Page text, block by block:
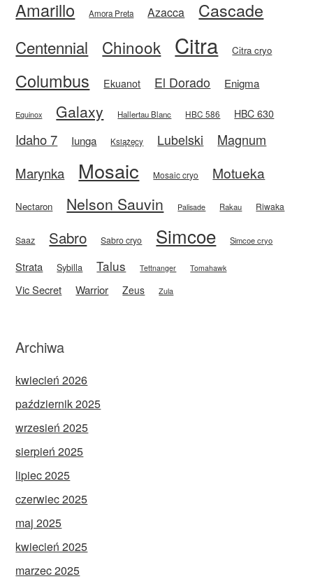
Amarillo Amora Preta Azacca Cascade
Centennial Chinook Citra Citra cryo
Columbus Ekuanot El Dorado Enigma
Equinox Galaxy Hallertau Blanc HBC 586 HBC 630
Idaho 7 Iunga Książęcy Lubelski
Magnum
Marynka
Mosaic Mosaic cryo Motueka
Nectaron Nelson Sauvin Palisade Rakau Riwaka
Saaz Sabro Sabro cryo Simcoe Simcoe cryo
Strata Sybilla Talus Tettnanger Tomahawk
Vic Secret Warrior Zeus Zula
Archiwa
kwiecień 2026
październik 2025
wrzesień 2025
sierpień 2025
lipiec 2025
czerwiec 2025
maj 2025
kwiecień 2025
marzec 2025